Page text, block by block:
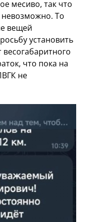
месиво, так что
То
вещей
установить
весогабаритного
что пока на
не